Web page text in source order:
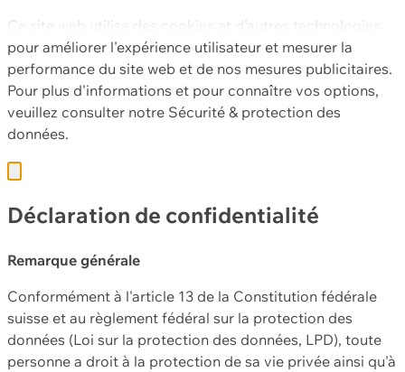
Ce site web utilise des cookies et d'autres technologies
pour améliorer l'expérience utilisateur et mesurer la
performance du site web et de nos mesures publicitaires.
Pour plus d'informations et pour connaître vos options,
veuillez consulter notre Sécurité & protection des
données.
Déclaration de confidentialité
Remarque générale
Conformément à l'article 13 de la Constitution fédérale
suisse et au règlement fédéral sur la protection des
données (Loi sur la protection des données, LPD), toute
personne a droit à la protection de sa vie privée ainsi qu'à